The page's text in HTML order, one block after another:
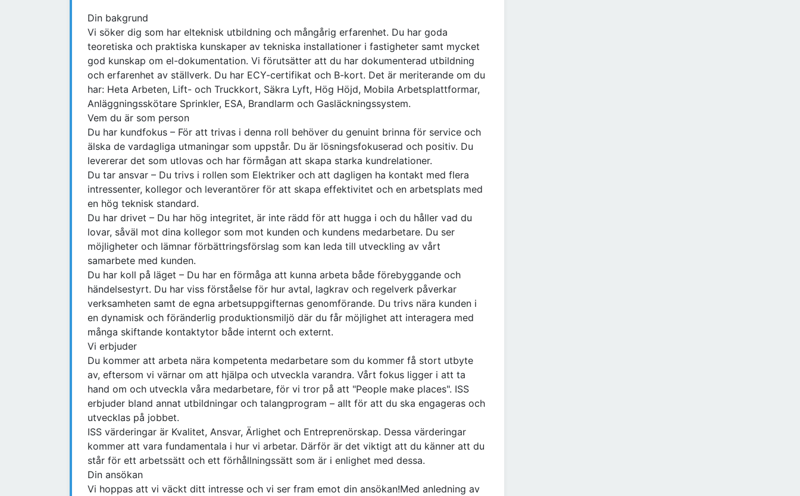
Din bakgrund
Vi söker dig som har elteknisk utbildning och mångårig erfarenhet. Du har goda
teoretiska och praktiska kunskaper av tekniska installationer i fastigheter samt mycket
god kunskap om el-dokumentation. Vi förutsätter att du har dokumenterad utbildning
och erfarenhet av ställverk. Du har ECY-certifikat och B-kort. Det är meriterande om du
har: Heta Arbeten, Lift- och Truckkort, Säkra Lyft, Hög Höjd, Mobila Arbetsplattformar,
Anläggningsskötare Sprinkler, ESA, Brandlarm och Gasläckningssystem.
Vem du är som person
Du har kundfokus – För att trivas i denna roll behöver du genuint brinna för service och
älska de vardagliga utmaningar som uppstår. Du är lösningsfokuserad och positiv. Du
levererar det som utlovas och har förmågan att skapa starka kundrelationer.
Du tar ansvar – Du trivs i rollen som Elektriker och att dagligen ha kontakt med flera
intressenter, kollegor och leverantörer för att skapa effektivitet och en arbetsplats med
en hög teknisk standard.
Du har drivet – Du har hög integritet, är inte rädd för att hugga i och du håller vad du
lovar, såväl mot dina kollegor som mot kunden och kundens medarbetare. Du ser
möjligheter och lämnar förbättringsförslag som kan leda till utveckling av vårt
samarbete med kunden.
Du har koll på läget – Du har en förmåga att kunna arbeta både förebyggande och
händelsestyrt. Du har viss förståelse för hur avtal, lagkrav och regelverk påverkar
verksamheten samt de egna arbetsuppgifternas genomförande. Du trivs nära kunden i
en dynamisk och föränderlig produktionsmiljö där du får möjlighet att interagera med
många skiftande kontaktytor både internt och externt.
Vi erbjuder
Du kommer att arbeta nära kompetenta medarbetare som du kommer få stort utbyte
av, eftersom vi värnar om att hjälpa och utveckla varandra. Vårt fokus ligger i att ta
hand om och utveckla våra medarbetare, för vi tror på att "People make places". ISS
erbjuder bland annat utbildningar och talangprogram – allt för att du ska engageras och
utvecklas på jobbet.
ISS värderingar är Kvalitet, Ansvar, Ärlighet och Entreprenörskap. Dessa värderingar
kommer att vara fundamentala i hur vi arbetar. Därför är det viktigt att du känner att du
står för ett arbetssätt och ett förhållningssätt som är i enlighet med dessa.
Din ansökan
Vi hoppas att vi väckt ditt intresse och vi ser fram emot din ansökan!Med anledning av